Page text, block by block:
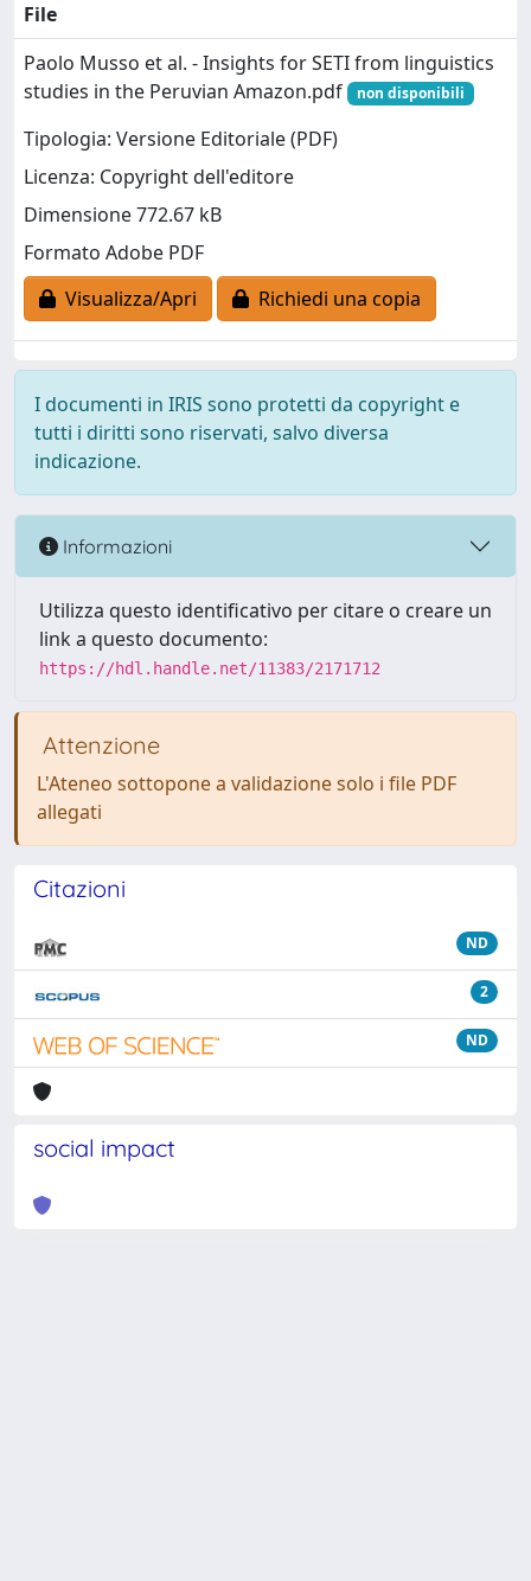
File
Paolo Musso et al. - Insights for SETI from linguistics
studies in the Peruvian Amazon.pdf
non disponibili
Tipologia: Versione Editoriale (PDF)
Licenza: Copyright dell'editore
Dimensione 772.67 kB
Formato Adobe PDF
Visualizza/Apri
Richiedi una copia
I documenti in IRIS sono protetti da copyright e
tutti i diritti sono riservati, salvo diversa
indicazione.
Informazioni
Utilizza questo identificativo per citare o creare un
link a questo documento:
https://hdl.handle.net/11383/2171712
Attenzione
L'Ateneo sottopone a validazione solo i file PDF
allegati
Citazioni
ND
2
ND
social impact